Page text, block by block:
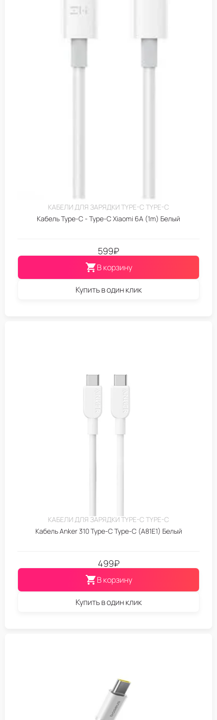
КАБЕЛИ ДЛЯ ЗАРЯДКИ TYPE-C TYPE-C
Кабель Type-C - Type-C Xiaomi 6A (1m) Белый
599₽
В корзину
Купить в один клик
КАБЕЛИ ДЛЯ ЗАРЯДКИ TYPE-C TYPE-C
Кабель Anker 310 Type-C Type-C (A81E1) Белый
499₽
В корзину
Купить в один клик